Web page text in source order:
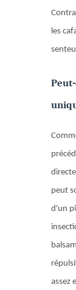
les
peut
d'un
assez